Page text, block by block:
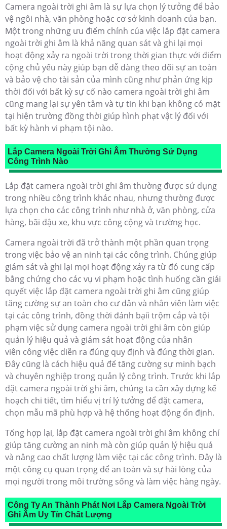
Camera ngoài trời ghi âm là sự lựa chọn lý tưởng để bảo
vệ ngôi nhà, văn phòng hoặc cơ sở kinh doanh của bạn.
Một trong những ưu điểm chính của việc lắp đặt camera
ngoài trời ghi âm là khả năng quan sát và ghi lại mọi
hoạt động xảy ra ngoài trời trong thời gian thực với điểm
cộng chủ yếu này giúp bạn dễ dàng theo dõi sự an toàn
và bảo vệ cho tài sản của mình cũng như phản ứng kịp
thời đối với bất kỳ sự cố nào camera ngoài trời ghi âm
cũng mang lại sự yên tâm và tự tin khi bạn không có mặt
tại hiện trường đồng thời giúp hình phạt vật lý đối với
bất kỳ hành vi phạm tội nào.
Lắp Camera Ngoài Trời Ghi Âm Thường Sử Dụng
Công Trình Nào
Lắp đặt camera ngoài trời ghi âm thường được sử dụng
trong nhiều công trình khác nhau, nhưng thường được
lựa chọn cho các công trình như nhà ở, văn phòng, cửa
hàng, bãi đậu xe, khu vực công cộng và trường học.
Camera ngoài trời đã trở thành một phần quan trọng
trong việc bảo vệ an ninh tại các công trình. Chúng giúp
giám sát và ghi lại mọi hoạt động xảy ra từ đó cung cấp
bằng chứng cho các vụ vi phạm hoặc tình huống cần giải
quyết việc lắp đặt camera ngoài trời ghi âm cũng giúp
tăng cường sự an toàn cho cư dân và nhân viên làm việc
tại các công trình, đồng thời đánh bạiì trộm cắp và tội
phạm việc sử dụng camera ngoài trời ghi âm còn giúp
quản lý hiệu quả và giám sát hoạt động của nhân
viên công việc diễn ra đúng quy định và đúng thời gian.
Đây cũng là cách hiệu quả để tăng cường sự minh bạch
và chuyên nghiệp trong quản lý công trình. Trước khi lắp
đặt camera ngoài trời ghi âm, chúng ta cần xây dựng kế
hoạch chi tiết, tìm hiểu vị trí lý tưởng để đặt camera,
chọn mẫu mã phù hợp và hệ thống hoạt động ổn định.
Tổng hợp lại, lắp đặt camera ngoài trời ghi âm không chỉ
giúp tăng cường an ninh mà còn giúp quản lý hiệu quả
và nâng cao chất lượng làm việc tại các công trình. Đây là
một công cụ quan trọng để an toàn và sự hài lòng của
mọi người trong môi trường sống và làm việc hàng ngày.
Công Ty An Thành Phát Nơi Lắp Camera Ngoài Trời
Ghi Âm Uy Tín Chất Lượng